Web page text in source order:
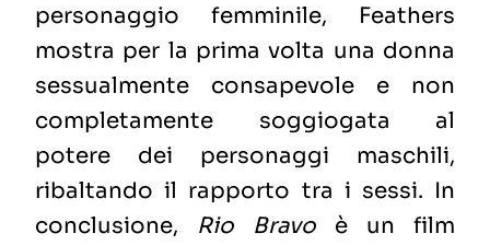
personaggio femminile, Feathers
mostra per la prima volta una donna
sessualmente consapevole e non
completamente soggiogata al
potere dei personaggi maschili,
ribaltando il rapporto tra i sessi. In
conclusione, Rio Bravo è un film